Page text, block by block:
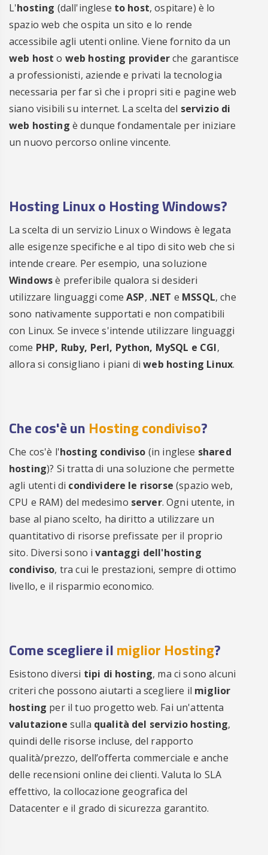
L'hosting (dall'inglese to host, ospitare) è lo
spazio web che ospita un sito e lo rende
accessibile agli utenti online. Viene fornito da un
web host o web hosting providerche garantisce
a professionisti, aziende e privati la tecnologia
necessaria per far sì che i propri siti e pagine web
siano visibili su internet. La scelta del servizio di
web hosting è dunque fondamentale per iniziare
un nuovo percorso online vincente.
Hosting Linux o Hosting Windows?
La scelta di un servizio Linux o Windows è legata
alle esigenze specifiche e al tipo di sito web che si
intende creare. Per esempio, una soluzione
Windowsè preferibile qualora si desideri
utilizzare linguaggi comeASP, .NET e MSSQL, che
sono nativamente supportati e non compatibili
con Linux. Se invece s'intende utilizzare linguaggi
come PHP, Ruby, Perl, Python, MySQL e CGI,
allora si consigliano i piani diweb hosting Linux.
Che cos'è un Hosting condiviso?
Che cos'è l'hosting condiviso (in inglese shared
hosting)? Si tratta di una soluzione che permette
agli utenti di condividere le risorse (spazio web,
CPU e RAM) del medesimo server. Ogni utente, in
base al piano scelto, ha diritto a utilizzare un
quantitativo di risorse prefissate per il proprio
sito. Diversi sono ivantaggi dell'hosting
condiviso, tra cui le prestazioni, sempre di ottimo
livello, e il risparmio economico.
Come scegliere ilmiglior Hosting?
Esistono diversi tipi di hosting, ma ci sono alcuni
criteri che possono aiutarti a scegliere il miglior
hosting per il tuo progetto web. Fai un'attenta
valutazione sulla qualità del servizio hosting,
quindi delle risorse incluse, del rapporto
qualità/prezzo, dell’offerta commerciale e anche
delle recensioni online dei clienti. Valuta lo SLA
effettivo, la collocazione geografica del
Datacenter e il grado di sicurezza garantito.